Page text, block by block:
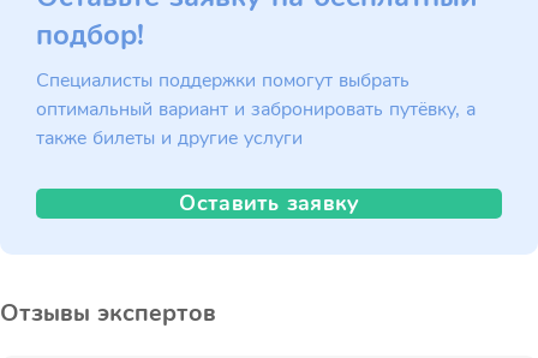
подбор!
Специалисты поддержки помогут выбрать
оптимальный вариант и забронировать путёвку, а
также билеты и другие услуги
Оставить заявку
Отзывы экспертов